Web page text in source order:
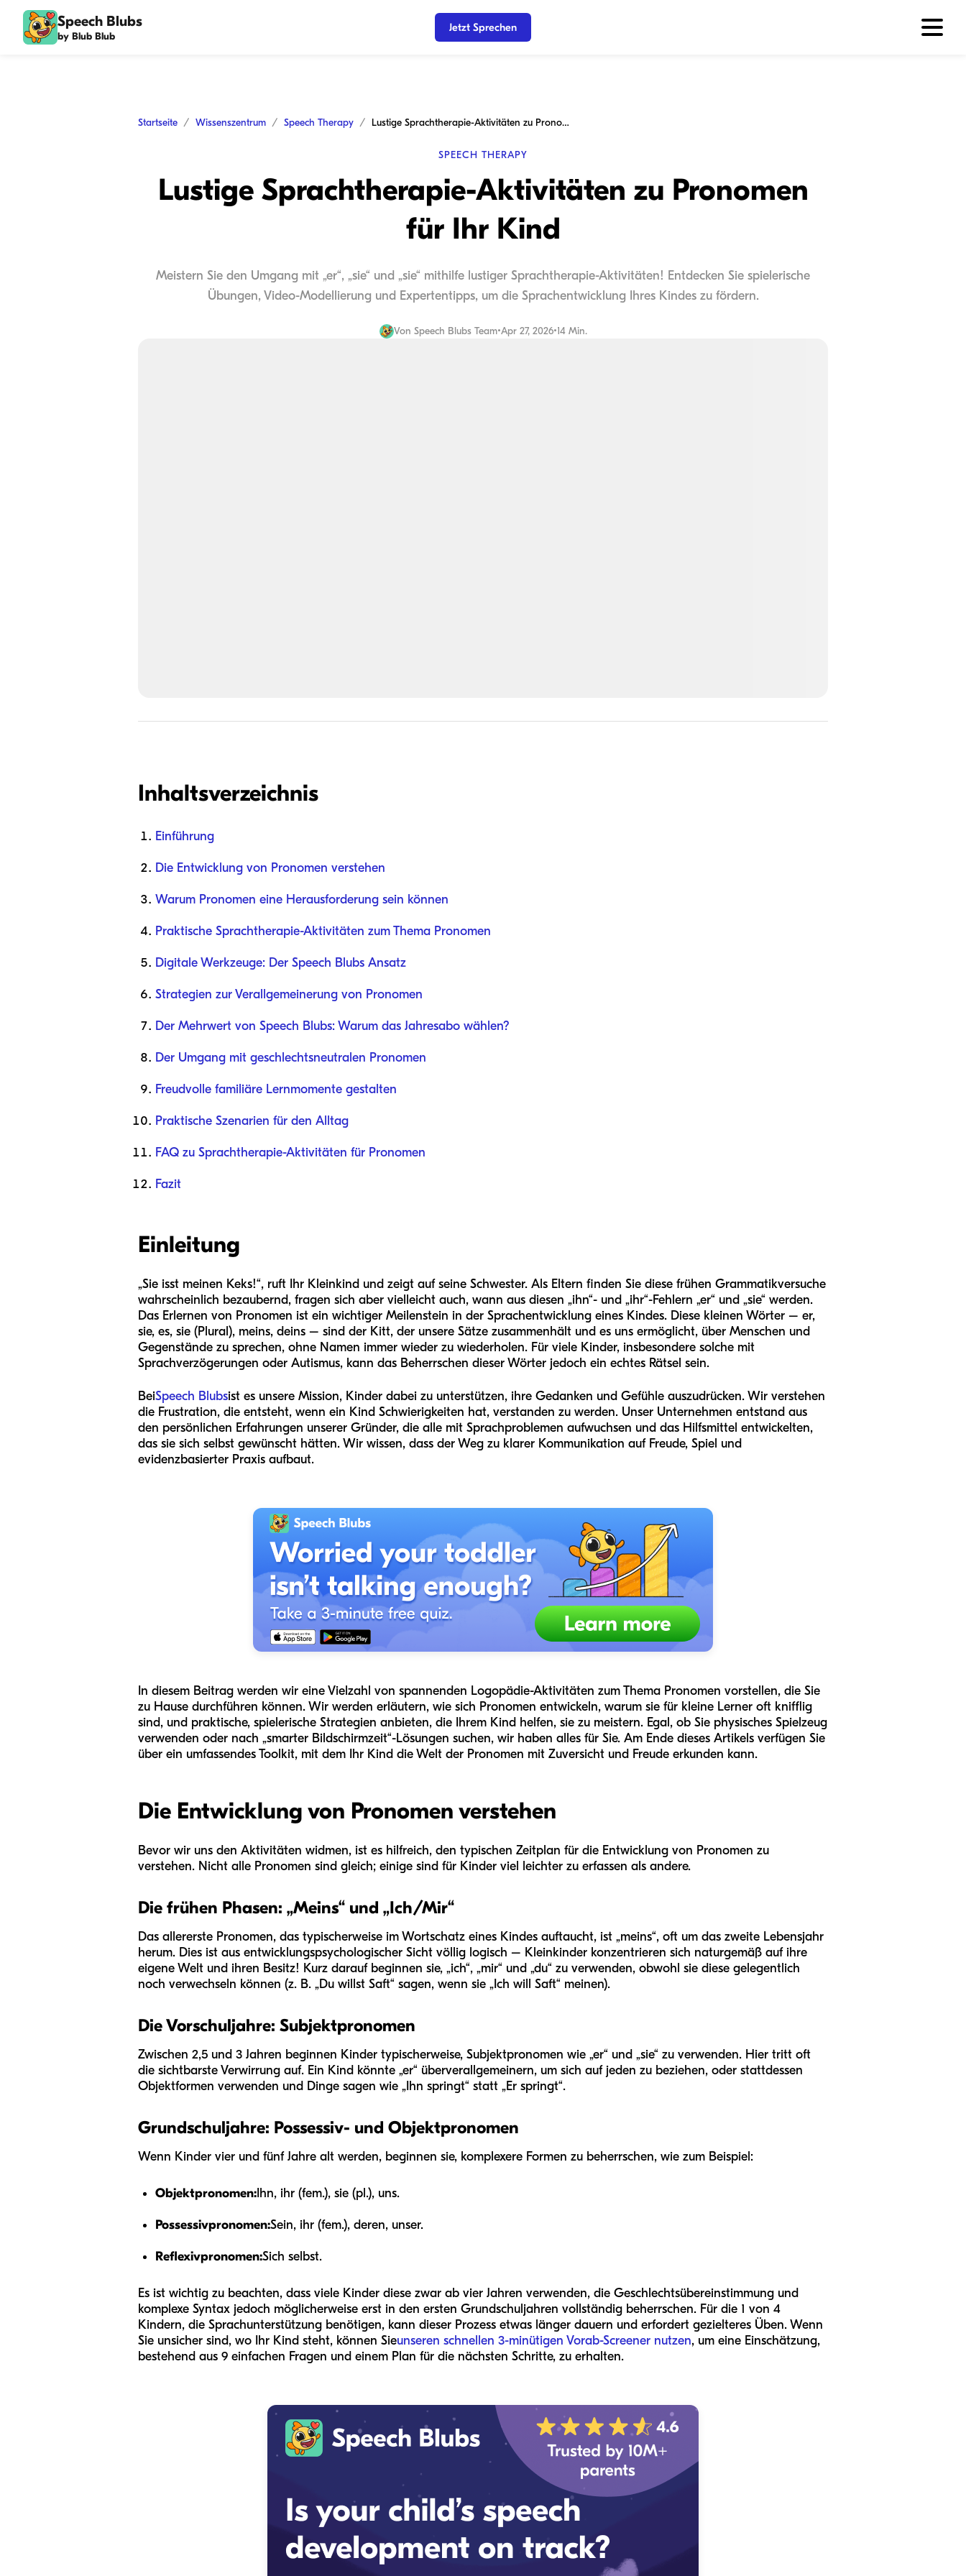
Speech Blubs
by Blub Blub
Jetzt Sprechen
Startseite Wissenszentrum Speech Therapy Lustige Sprachtherapie-Aktivitäten zu Pronomen für Ihr Kind
SPEECH THERAPY
Lustige Sprachtherapie-Aktivitäten zu Pronomen
für Ihr Kind
Meistern Sie den Umgang mit „er“, „sie“ und „sie“ mithilfe lustiger Sprachtherapie-Aktivitäten! Entdecken Sie spielerische
Übungen, Video-Modellierung und Expertentipps, um die Sprachentwicklung Ihres Kindes zu fördern.
Von Speech Blubs Team•Apr 27, 2026•14 Min.
Inhaltsverzeichnis
Einführung
Die Entwicklung von Pronomen verstehen
Warum Pronomen eine Herausforderung sein können
Praktische Sprachtherapie-Aktivitäten zum Thema Pronomen
Digitale Werkzeuge: Der Speech Blubs Ansatz
Strategien zur Verallgemeinerung von Pronomen
Der Mehrwert von Speech Blubs: Warum das Jahresabo wählen?
Der Umgang mit geschlechtsneutralen Pronomen
Freudvolle familiäre Lernmomente gestalten
Praktische Szenarien für den Alltag
FAQ zu Sprachtherapie-Aktivitäten für Pronomen
Fazit
Einleitung
„Sie isst meinen Keks!“, ruft Ihr Kleinkind und zeigt auf seine Schwester. Als Eltern finden Sie diese frühen Grammatikversuche
wahrscheinlich bezaubernd, fragen sich aber vielleicht auch, wann aus diesen „ihn“- und „ihr“-Fehlern „er“ und „sie“ werden.
Das Erlernen von Pronomen ist ein wichtiger Meilenstein in der Sprachentwicklung eines Kindes. Diese kleinen Wörter – er,
sie, es, sie (Plural), meins, deins – sind der Kitt, der unsere Sätze zusammenhält und es uns ermöglicht, über Menschen und
Gegenstände zu sprechen, ohne Namen immer wieder zu wiederholen. Für viele Kinder, insbesondere solche mit
Sprachverzögerungen oder Autismus, kann das Beherrschen dieser Wörter jedoch ein echtes Rätsel sein.
BeiSpeech Blubsist es unsere Mission, Kinder dabei zu unterstützen, ihre Gedanken und Gefühle auszudrücken. Wir verstehen
die Frustration, die entsteht, wenn ein Kind Schwierigkeiten hat, verstanden zu werden. Unser Unternehmen entstand aus
den persönlichen Erfahrungen unserer Gründer, die alle mit Sprachproblemen aufwuchsen und das Hilfsmittel entwickelten,
das sie sich selbst gewünscht hätten. Wir wissen, dass der Weg zu klarer Kommunikation auf Freude, Spiel und
evidenzbasierter Praxis aufbaut.
In diesem Beitrag werden wir eine Vielzahl von spannenden Logopädie-Aktivitäten zum Thema Pronomen vorstellen, die Sie
zu Hause durchführen können. Wir werden erläutern, wie sich Pronomen entwickeln, warum sie für kleine Lerner oft knifflig
sind, und praktische, spielerische Strategien anbieten, die Ihrem Kind helfen, sie zu meistern. Egal, ob Sie physisches Spielzeug
verwenden oder nach „smarter Bildschirmzeit“-Lösungen suchen, wir haben alles für Sie. Am Ende dieses Artikels verfügen Sie
über ein umfassendes Toolkit, mit dem Ihr Kind die Welt der Pronomen mit Zuversicht und Freude erkunden kann.
Die Entwicklung von Pronomen verstehen
Bevor wir uns den Aktivitäten widmen, ist es hilfreich, den typischen Zeitplan für die Entwicklung von Pronomen zu
verstehen. Nicht alle Pronomen sind gleich; einige sind für Kinder viel leichter zu erfassen als andere.
Die frühen Phasen: „Meins“ und „Ich/Mir“
Das allererste Pronomen, das typischerweise im Wortschatz eines Kindes auftaucht, ist „meins“, oft um das zweite Lebensjahr
herum. Dies ist aus entwicklungspsychologischer Sicht völlig logisch – Kleinkinder konzentrieren sich naturgemäß auf ihre
eigene Welt und ihren Besitz! Kurz darauf beginnen sie, „ich“, „mir“ und „du“ zu verwenden, obwohl sie diese gelegentlich
noch verwechseln können (z. B. „Du willst Saft“ sagen, wenn sie „Ich will Saft“ meinen).
Die Vorschuljahre: Subjektpronomen
Zwischen 2,5 und 3 Jahren beginnen Kinder typischerweise, Subjektpronomen wie „er“ und „sie“ zu verwenden. Hier tritt oft
die sichtbarste Verwirrung auf. Ein Kind könnte „er“ überverallgemeinern, um sich auf jeden zu beziehen, oder stattdessen
Objektformen verwenden und Dinge sagen wie „Ihn springt“ statt „Er springt“.
Grundschuljahre: Possessiv- und Objektpronomen
Wenn Kinder vier und fünf Jahre alt werden, beginnen sie, komplexere Formen zu beherrschen, wie zum Beispiel:
Objektpronomen: Ihn, ihr (fem.), sie (pl.), uns.
Possessivpronomen:Sein, ihr (fem.), deren, unser.
Reflexivpronomen:Sich selbst.
Es ist wichtig zu beachten, dass viele Kinder diese zwar ab vier Jahren verwenden, die Geschlechtsübereinstimmung und
komplexe Syntax jedoch möglicherweise erst in den ersten Grundschuljahren vollständig beherrschen. Für die 1 von 4
Kindern, die Sprachunterstützung benötigen, kann dieser Prozess etwas länger dauern und erfordert gezielteres Üben. Wenn
Sie unsicher sind, wo Ihr Kind steht, können Sieunseren schnellen 3-minütigen Vorab-Screener nutzen, um eine Einschätzung,
bestehend aus 9 einfachen Fragen und einem Plan für die nächsten Schritte, zu erhalten.